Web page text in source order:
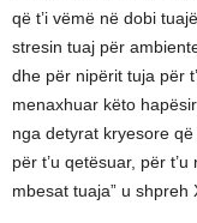
që t’i vëmë në dobi
stresin tuaj për
dhe për nipërit tuja për
menaxhuar këto
nga detyrat kryesore
për t’u qetësuar, për
mbesat tuaja” u shpreh